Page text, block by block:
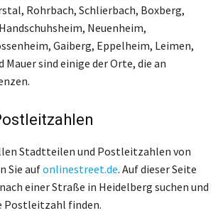
Rohrbach, Schlierbach, Boxberg,
Neuenheim,
Gaiberg, Eppelheim, Leimen,
sind einige der Orte, die an
Stadtteilen und Postleitzahlen von
Sie aufonlinestreet.de. Auf dieser Seite
einer Straße in Heidelberg suchen und
Postleitzahl finden.